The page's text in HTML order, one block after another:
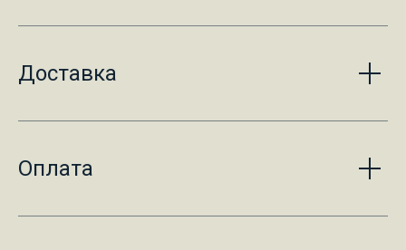
Доставка
Оплата